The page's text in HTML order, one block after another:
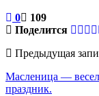
0
109
Поделится
Предыдущая
Масленица —
праздник.